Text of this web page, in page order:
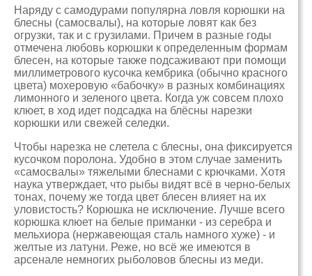
Наряду с самодурами популярна ловля корюшки на
блесны (самосвалы), на которые ловят как без
огрузки, так и с грузилами. Причем в разные годы
отмечена любовь корюшки к определенным формам
блесен, на которые также подсаживают при помощи
миллиметрового кусочка кембрика (обычно красного
цвета) мохеровую «бабочку» в разных комбинациях
лимонного и зеленого цвета. Когда уж совсем плохо
клюет, в ход идет подсадка на блёсны нарезки
корюшки или свежей селедки.
Чтобы нарезка не слетела с блесны, она фиксируется
кусочком поролона. Удобно в этом случае заменить
«самосвалы» тяжелыми блеснами с крючками. Хотя
наука утверждает, что рыбы видят всё в черно-белых
тонах, почему же тогда цвет блесен влияет на их
уловистость? Корюшка не исключение. Лучше всего
корюшка клюет на белые приманки - из серебра и
мельхиора (нержавеющая сталь намного хуже) - и
желтые из латуни. Реже, но всё же имеются в
арсенале немногих рыболовов блесны из меди.